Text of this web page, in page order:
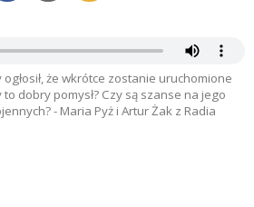
że wkrótce zostanie uruchomione
dobry pomysł? Czy są szanse na jego
- Maria Pyż i Artur Żak z Radia